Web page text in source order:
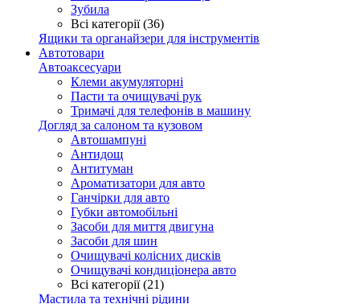
Зубила
Всі категорії (36)
Ящики та органайзери для інструментів
Автотовари
Автоаксесуари
Клеми акумуляторні
Пасти та очищувачі рук
Тримачі для телефонів в машину
Догляд за салоном та кузовом
Автошампуні
Антидощ
Антитуман
Ароматизатори для авто
Ганчірки для авто
Губки автомобільні
Засоби для миття двигуна
Засоби для шин
Очищувачі колісних дисків
Очищувачі кондиціонера авто
Всі категорії (21)
Мастила та технічні рідини